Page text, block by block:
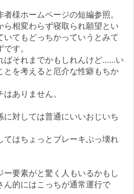
様ホームページの短編参照。
ら相変わらず寝取られ願望とい
いてもどっちかっていうとみて
す。
ばそれまでかもしれんけど……い
とを考えると厄介な性癖もちか
ありません。
対しては普通にいいおじいち
てはちょっとブレーキぶっ壊れ
要素がと驚く人もいるかもし
ん的にはこっちが通常運行で